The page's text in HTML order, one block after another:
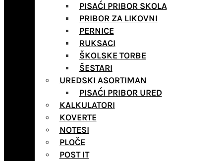
PISAĆI PRIBOR SKOLA
PRIBOR ZA LIKOVNI
PERNICE
RUKSACI
ŠKOLSKE TORBE
ŠESTARI
UREDSKI ASORTIMAN
PISAĆI PRIBOR URED
KALKULATORI
KOVERTE
NOTESI
PLOČE
POST IT